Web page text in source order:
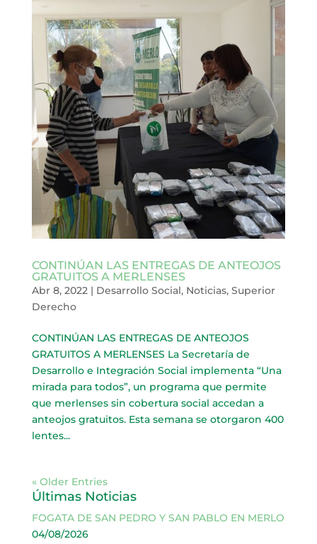
CONTINÚAN LAS ENTREGAS DE ANTEOJOS
GRATUITOS A MERLENSES
Abr 8, 2022 | Desarrollo Social, Noticias, Superior
Derecho
CONTINÚAN LAS ENTREGAS DE ANTEOJOS
GRATUITOS A MERLENSES La Secretaría de
Desarrollo e Integración Social implementa “Una
mirada para todos”, un programa que permite
que merlenses sin cobertura social accedan a
anteojos gratuitos. Esta semana se otorgaron 400
lentes...
« Older Entries
Últimas Noticias
FOGATA DE SAN PEDRO Y SAN PABLO EN MERLO
04/08/2026